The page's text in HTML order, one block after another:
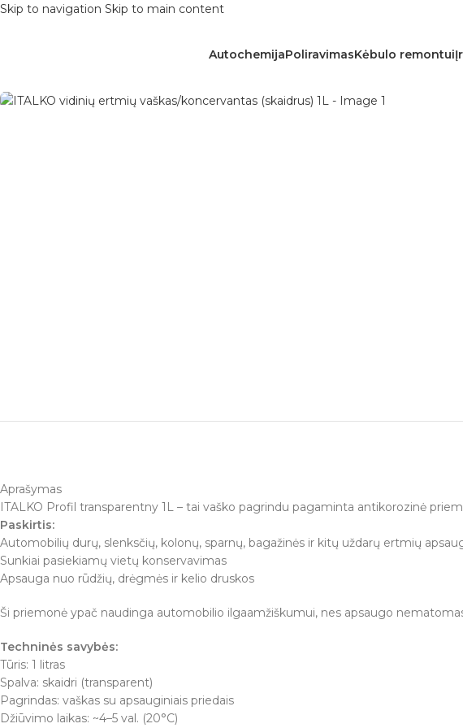
Skip to navigation Skip to main content
AutochemijaPoliravimasKėbulo remontui
Aprašymas
ITALKO Profil transparentny 1L – tai vaško pagrindu pagaminta antikorozinė
Paskirtis:
Automobilių durų, slenksčių, kolonų, sparnų, bagažinės ir kitų uždarų ertmių
Sunkiai pasiekiamų vietų konservavimas
Apsauga nuo rūdžių, drėgmės ir kelio druskos
Ši priemonė ypač naudinga automobilio ilgaamžiškumui, nes apsaugo
Techninės savybės:
Tūris: 1 litras
Spalva: skaidri (transparent)
Pagrindas: vaškas su apsauginiais priedais
Džiūvimo laikas: ~4–5 val. (20°C)